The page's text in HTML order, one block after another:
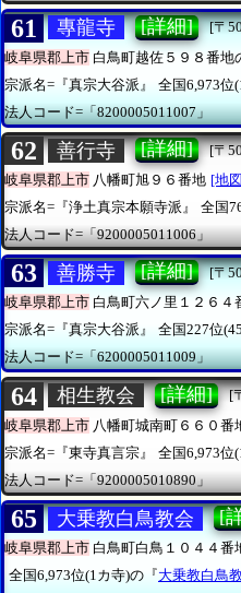
61 專龍寺 [詳細]
[〒
岐阜県郡上市 白鳥町越佐５９８番地
宗派名=『真宗大谷派』
全国6,973位
法人コード=「8200005011007」
62 善行寺 [詳細]
[〒
岐阜県郡上市 八幡町旭９６番地 [地
宗派名=『浄土真宗本願寺派』
全国
法人コード=「9200005011006」
63 善勝寺 [詳細]
[〒
岐阜県郡上市 白鳥町六ノ里１２６４
宗派名=『真宗大谷派』
全国227位
法人コード=「6200005011009」
64 相生教会 [詳細]
[
岐阜県郡上市 八幡町城南町６６０番
宗派名=『東寺真言宗』
全国6,973位
法人コード=「9200005010890」
65 大乗教白鳥教会 [
岐阜県郡上市 白鳥町白鳥１０４４番
全国6,973位(1カ寺)の『大乗教白鳥